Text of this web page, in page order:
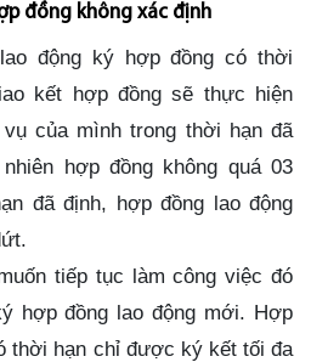
đồng không xác định
động ký hợp đồng có thời
kết hợp đồng sẽ thực hiện
của mình trong thời hạn đã
hợp đồng không quá 03
đã định, hợp đồng lao động
tiếp tục làm công việc đó
hợp đồng lao động mới. Hợp
thời hạn chỉ được ký kết tối đa